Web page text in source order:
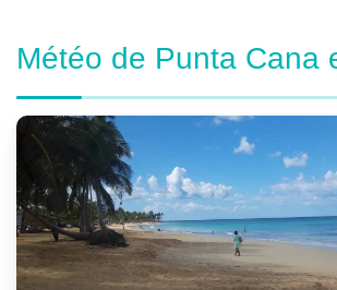
Météo de Punta Cana